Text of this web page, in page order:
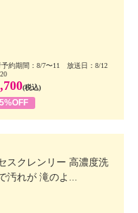
予約期間：8/7〜11 放送日：8/12
(税込)
スクレンリー 高濃度洗
汚れが 滝のよ...